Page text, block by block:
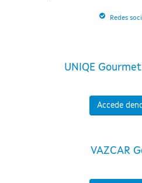
Redes
UNIQE
Accede
VAZCAR